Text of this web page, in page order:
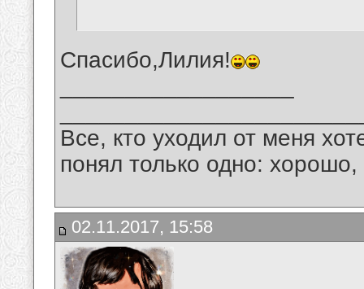
Спасибо,Лилия!
Все, кто уходил от меня
понял только одно:
02.11.2017, 15:58